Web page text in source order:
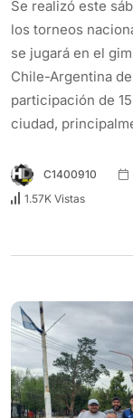
Se realizó este
los torneos
se jugará en el
Chile-Argentina
participación de
ciudad,
C1400910
1.57K Vistas